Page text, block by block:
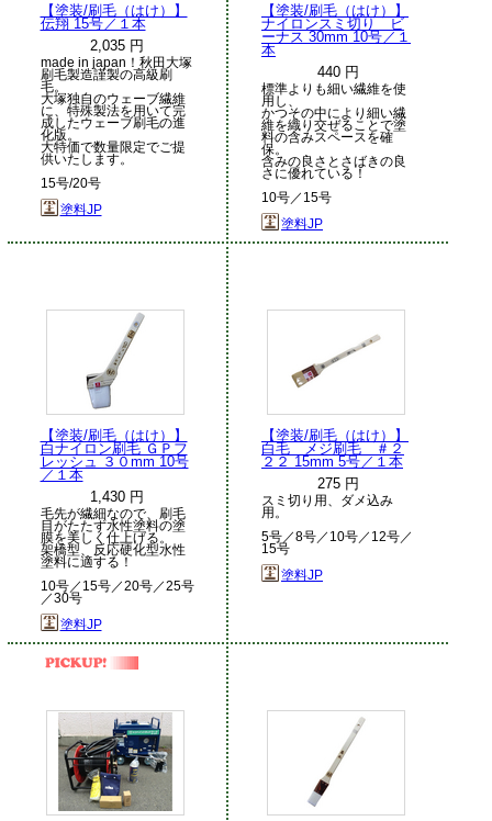
【塗装/刷毛（はけ）】
伝翔 15号／１本
2,035 円
made in japan！秋田大塚
刷毛製造謹製の高級刷
毛。
大塚独自のウェーブ繊維
に、特殊製法を用いて完
成したウェーブ刷毛の進
化版。
大特価で数量限定でご提
供いたします。
15号/20号
塗料JP
【塗装/刷毛（はけ）】
ナイロンスミ切り ビ
ーナス 30mm 10号／１
本
440 円
標準よりも細い繊維を使
用し、
かつその中により細い繊
維を織り交ぜることで塗
料の含みスペースを確
保。
含みの良さとさばきの良
さに優れている！
10号／15号
塗料JP
【塗装/刷毛（はけ）】
白ナイロン刷毛 ＧＰフ
レッシュ ３０mm 10号
／１本
1,430 円
毛先が繊細なので、刷毛
目がたたず水性塗料の塗
膜を美しく仕上げる。
架橋型、反応硬化型水性
塗料に適する！
10号／15号／20号／25号
／30号
塗料JP
【塗装/刷毛（はけ）】
白毛 メジ刷毛 ＃２
２２ 15mm 5号／１本
275 円
スミ切り用、ダメ込み
用。
5号／8号／10号／12号／
15号
塗料JP